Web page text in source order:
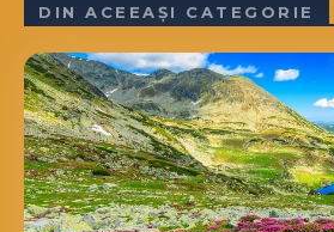
DIN ACEEAȘI CATEGORIE